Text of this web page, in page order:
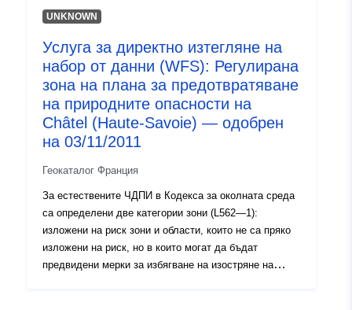
зони: 1- „Изграждане на забранени зони„, известни
високо и общото правило е забраната за изграждане;
2- „райони с предписания„, известни като „сини зони“,
където нивото на опасност е средно и проектите
подлежат на изисквания, адаптирани към вида на
проблема; 3 — райони, които не са пряко изложени
на рискове, но където строежи, строителни работи,
разработки или стопанства, земеделски, горски,
занаятчийски, търговски или промишлени биха могли
предмет на забрани или изисквания (вж. член L562—
1 от Кодекса за околната среда). Последната
категория се прилага само за естествени RPP.
UNKNOWN
Услуга за директно изтегляне на
набор от данни (WFS): Регулирана
зона на плана за предотвратяване
на природните опасности на
Châtel (Haute-Savoie) — одобрен
на 03/11/2011
Геокаталог Франция
За естествените ЧДПИ в Кодекса за околната среда
са определени две категории зони (L562—1):
изложени на риск зони и области, които не са пряко
изложени на риск, но в които могат да бъдат
предвидени мерки за избягване на изостряне на